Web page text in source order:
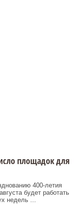
площадок для
400‑летия
будет работать
недель ...